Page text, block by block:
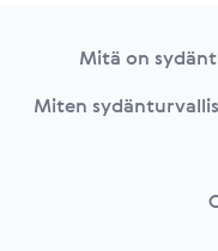
Mitä on
Miten